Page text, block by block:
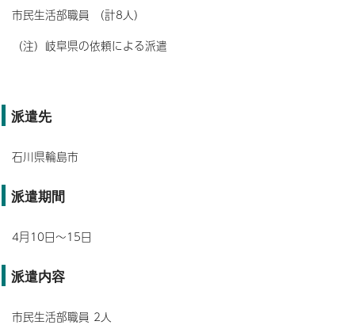
市民生活部職員 （計8人）
（注）岐阜県の依頼による派遣
派遣先
石川県輪島市
派遣期間
4月10日～15日
派遣内容
市民生活部職員 2人